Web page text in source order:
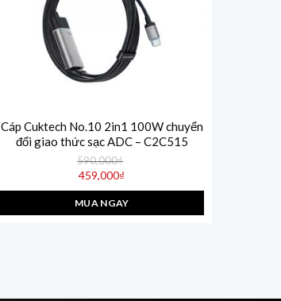
Cáp Cuktech No.10 2in1 100W chuyển
đổi giao thức sạc ADC – C2C515
590,000₫
Giá
gốc
là:
590,000₫.
459,000₫
tại
là:
MUA NGAY